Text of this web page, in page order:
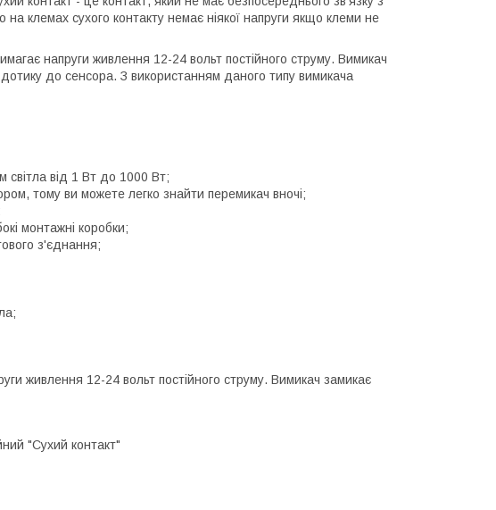
клемах сухого контакту немає ніякої напруги якщо клеми не
напруги живлення 12-24 вольт постійного струму. Вимикач
до сенсора. З використанням даного типу вимикача
від 1 Вт до 1000 Вт;
тому ви можете легко знайти перемикач вночі;
монтажні коробки;
з'єднання;
живлення 12-24 вольт постійного струму. Вимикач замикає
"Сухий контакт"